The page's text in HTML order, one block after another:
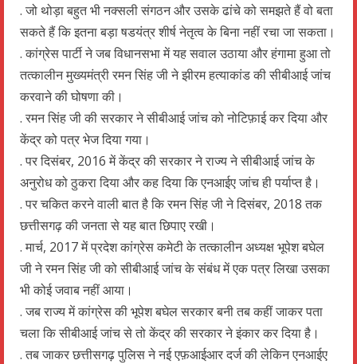
. जो थोड़ा बहुत भी नक्सली संगठन और उसके ढांचे को समझते हैं वो बता
सकते हैं कि इतना बड़ा षडयंत्र शीर्ष नेतृत्व के बिना नहीं रचा जा सकता।
. कांग्रेस पार्टी ने जब विधानसभा में यह सवाल उठाया और हंगामा हुआ तो
तत्कालीन मुख्यमंत्री रमन सिंह जी ने झीरम हत्याकांड की सीबीआई जांच
करवाने की घोषणा की।
. रमन सिंह जी की सरकार ने सीबीआई जांच को नोटिफ़ाई कर दिया और
केंद्र को पत्र भेज दिया गया।
. पर दिसंबर, 2016 में केंद्र की सरकार ने राज्य ने सीबीआई जांच के
अनुरोध को ठुकरा दिया और कह दिया कि एनआईए जांच ही पर्याप्त है।
. पर चकित करने वाली बात है कि रमन सिंह जी ने दिसंबर, 2018 तक
छत्तीसगढ़ की जनता से यह बात छिपाए रखी।
. मार्च, 2017 में प्रदेश कांग्रेस कमेटी के तत्कालीन अध्यक्ष भूपेश बघेल
जी ने रमन सिंह जी को सीबीआई जांच के संबंध में एक पत्र लिखा उसका
भी कोई जवाब नहीं आया।
. जब राज्य में कांग्रेस की भूपेश बघेल सरकार बनी तब कहीं जाकर पता
चला कि सीबीआई जांच से तो केंद्र की सरकार ने इंकार कर दिया है।
. तब जाकर छत्तीसगढ़ पुलिस ने नई एफ़आईआर दर्ज की लेकिन एनआईए